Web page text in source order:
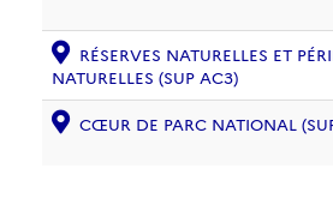
RÉSERVES NATURELLES ET
NATURELLES (SUP AC3)
CŒUR DE PARC NATIONAL